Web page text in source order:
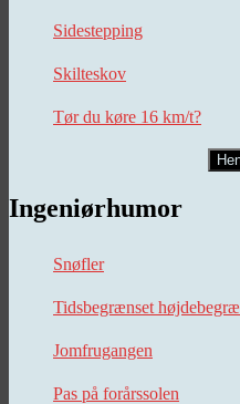
Sidestepping
Skilteskov
Tør du køre 16 km/t?
Ingeniørhumor
Snøfler
Tidsbegrænset
Jomfrugangen
Pas på forårssolen